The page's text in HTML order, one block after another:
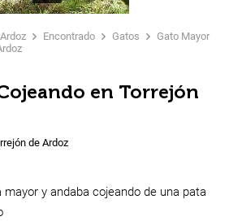
Encontrado Gatos
Gato Mayor
en Torrejón
de Ardoz
mayor y andaba cojeando de una pata